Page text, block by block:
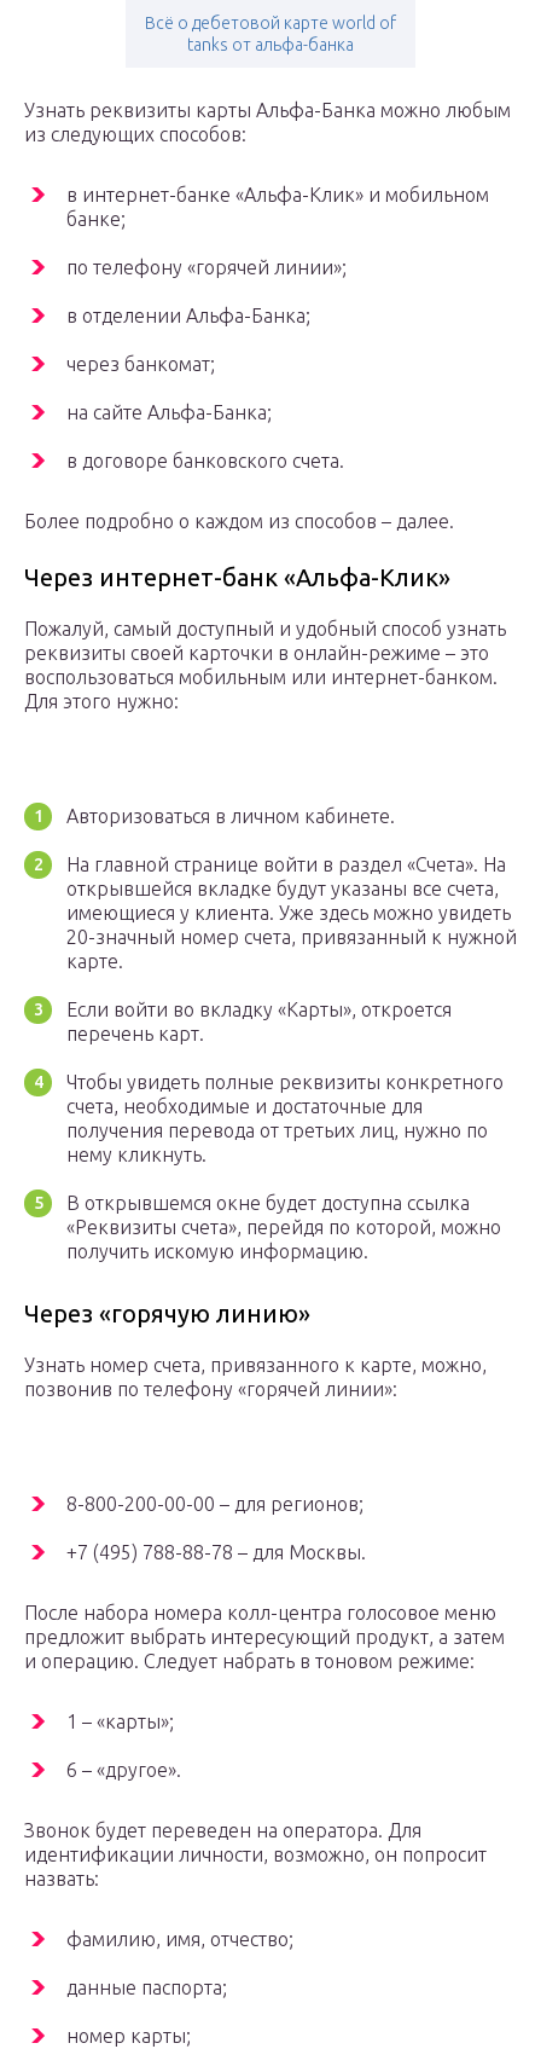
Всё о дебетовой карте world of
tanks от альфа-банка
Узнать реквизиты карты Альфа-Банка можно любым
из следующих способов:
в интернет-банке «Альфа-Клик» и мобильном
банке;
по телефону «горячей линии»;
в отделении Альфа-Банка;
через банкомат;
на сайте Альфа-Банка;
в договоре банковского счета.
Более подробно о каждом из способов – далее.
Через интернет-банк «Альфа-Клик»
Пожалуй, самый доступный и удобный способ узнать
реквизиты своей карточки в онлайн-режиме – это
воспользоваться мобильным или интернет-банком.
Для этого нужно:
Авторизоваться в личном кабинете.
На главной странице войти в раздел «Счета». На
открывшейся вкладке будут указаны все счета,
имеющиеся у клиента. Уже здесь можно увидеть
20-значный номер счета, привязанный к нужной
карте.
Если войти во вкладку «Карты», откроется
перечень карт.
Чтобы увидеть полные реквизиты конкретного
счета, необходимые и достаточные для
получения перевода от третьих лиц, нужно по
нему кликнуть.
В открывшемся окне будет доступна ссылка
«Реквизиты счета», перейдя по которой, можно
получить искомую информацию.
Через «горячую линию»
Узнать номер счета, привязанного к карте, можно,
позвонив по телефону «горячей линии»:
8-800-200-00-00 – для регионов;
+7 (495) 788-88-78 – для Москвы.
После набора номера колл-центра голосовое меню
предложит выбрать интересующий продукт, а затем
и операцию. Следует набрать в тоновом режиме:
1 – «карты»;
6 – «другое».
Звонок будет переведен на оператора. Для
идентификации личности, возможно, он попросит
назвать:
фамилию, имя, отчество;
данные паспорта;
номер карты;